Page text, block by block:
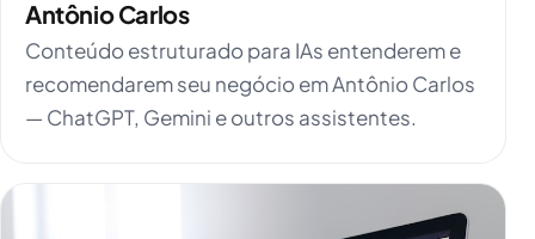
Antônio Carlos
Conteúdo estruturado para IAs entenderem e
recomendarem seu negócio em Antônio Carlos
— ChatGPT, Gemini e outros assistentes.